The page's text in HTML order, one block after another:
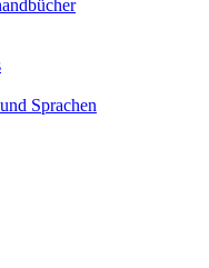
Sprachen